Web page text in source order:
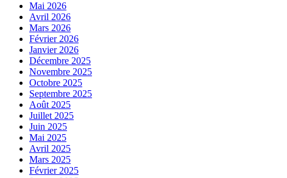
Mai 2026
Avril 2026
Mars 2026
Février 2026
Janvier 2026
Décembre 2025
Novembre 2025
Octobre 2025
Septembre 2025
Août 2025
Juillet 2025
Juin 2025
Mai 2025
Avril 2025
Mars 2025
Février 2025